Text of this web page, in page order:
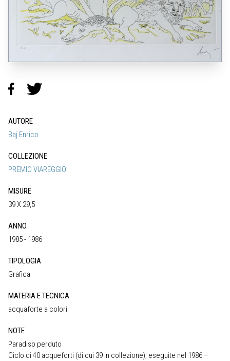
AUTORE
Baj Enrico
COLLEZIONE
PREMIO VIAREGGIO
MISURE
39 X 29,5
ANNO
1985 - 1986
TIPOLOGIA
Grafica
MATERIA E TECNICA
acquaforte a colori
NOTE
Paradiso perduto
Ciclo di 40 acqueforti (di cui 39 in collezione), eseguite nel 1986 –